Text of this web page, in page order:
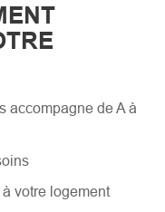
accompagne de A à
votre logement